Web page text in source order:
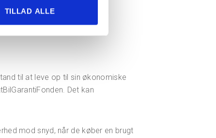
TILLAD ALLEFOR
til at leve op til sin økonomiske
Det kan
mod snyd, når de køber en brugt